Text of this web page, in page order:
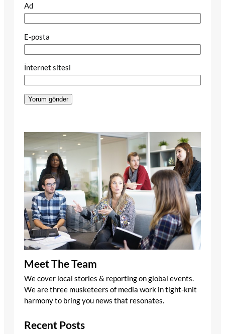
Ad
E-posta
İnternet sitesi
Meet The Team
We cover local stories & reporting on global events.
We are three musketeers of media work in tight-knit
harmony to bring you news that resonates.
Recent Posts